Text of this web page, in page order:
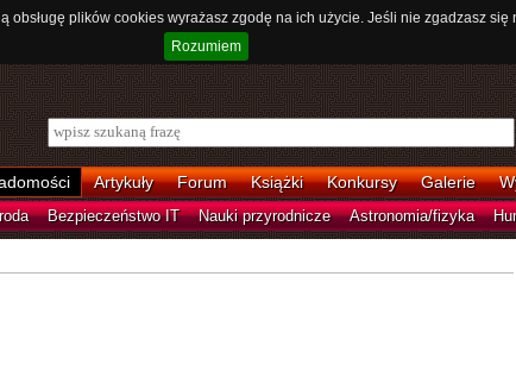
plików cookies wyrażasz zgodę na ich użycie. Jeśli nie zgadzasz
Rozumiem
Artykuły Forum Książki Konkursy Galerie
Bezpieczeństwo IT Nauki przyrodnicze Astronomia/fizyka